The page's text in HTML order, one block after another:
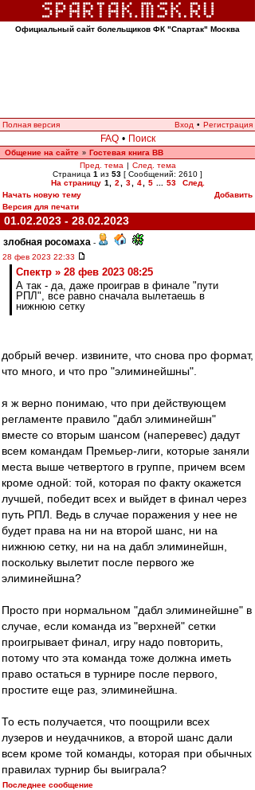
Официальный сайт болельщиков ФК "Спартак" Москва
Полная версия Вход • Регистрация
FAQ • Поиск
Общение на сайте » Гостевая книга ВВ
Пред. тема | След. тема
Страница 1 из 53 [ Сообщений: 2610 ]
На страницу 1 2 3 4 5 53
След.
Начать новую тему
Добавить
Версия для печати
01.02.2023 - 28.02.2023
злобная росомаха -
28 фев 2023 22:33
Спектр » 28 фев 2023 08:25
А так - да, даже проиграв в финале "пути
РПЛ", все равно сначала вылетаешь в
нижнюю сетку
добрый вечер. извините, что снова про формат,
что много, и что про "элиминейшны".
я ж верно понимаю, что при действующем
регламенте правило "дабл элиминейшн"
вместе со вторым шансом (наперевес) дадут
всем командам Премьер-лиги, которые заняли
места выше четвертого в группе, причем всем
кроме одной: той, которая по факту окажется
лучшей, победит всех и выйдет в финал через
путь РПЛ. Ведь в случае поражения у нее не
будет права на ни на второй шанс, ни на
нижнюю сетку, ни на на дабл элиминейшн,
поскольку вылетит после первого же
элиминейшна?
Просто при нормальном "дабл элиминейшне" в
случае, если команда из "верхней" сетки
проигрывает финал, игру надо повторить,
потому что эта команда тоже должна иметь
право остаться в турнире после первого,
простите еще раз, элиминейшна.
То есть получается, что поощрили всех
лузеров и неудачников, а второй шанс дали
всем кроме той команды, которая при обычных
правилах турнир бы выиграла?
Последнее сообщение